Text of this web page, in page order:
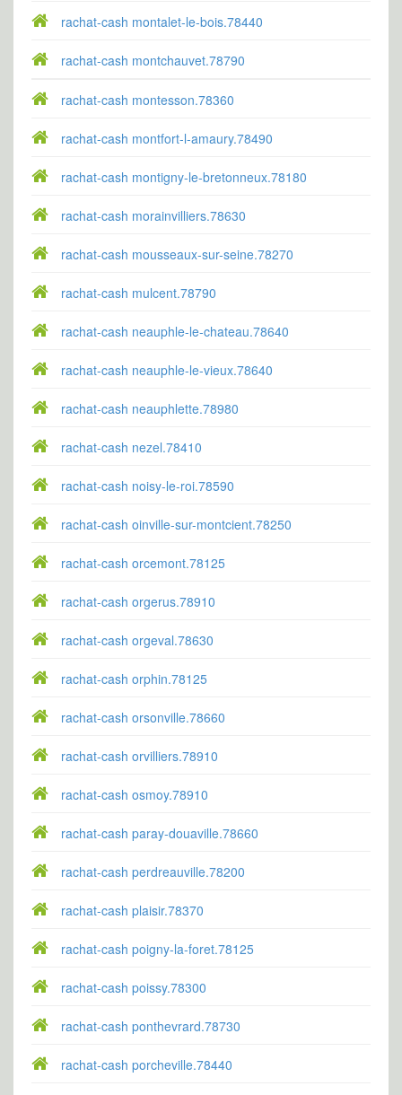
rachat-cash montalet-le-bois.78440
rachat-cash montchauvet.78790
rachat-cash montesson.78360
rachat-cash montfort-l-amaury.78490
rachat-cash montigny-le-bretonneux.78180
rachat-cash morainvilliers.78630
rachat-cash mousseaux-sur-seine.78270
rachat-cash mulcent.78790
rachat-cash neauphle-le-chateau.78640
rachat-cash neauphle-le-vieux.78640
rachat-cash neauphlette.78980
rachat-cash nezel.78410
rachat-cash noisy-le-roi.78590
rachat-cash oinville-sur-montcient.78250
rachat-cash orcemont.78125
rachat-cash orgerus.78910
rachat-cash orgeval.78630
rachat-cash orphin.78125
rachat-cash orsonville.78660
rachat-cash orvilliers.78910
rachat-cash osmoy.78910
rachat-cash paray-douaville.78660
rachat-cash perdreauville.78200
rachat-cash plaisir.78370
rachat-cash poigny-la-foret.78125
rachat-cash poissy.78300
rachat-cash ponthevrard.78730
rachat-cash porcheville.78440